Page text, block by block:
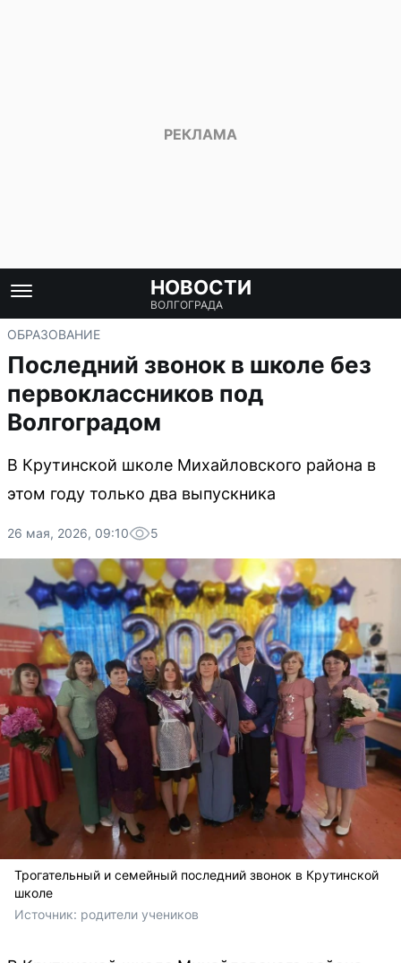
НОВОСТИ
ВОЛГОГРАДА
ОБРАЗОВАНИЕ
Последний звонок в школе без
первоклассников под
Волгоградом
В Крутинской школе Михайловского района в
этом году только два выпускника
26 мая, 2026, 09:10 5
Трогательный и семейный последний звонок в Крутинской
школе
Источник: родители учеников